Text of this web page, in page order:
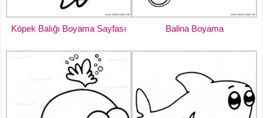
Köpek Balığı Boyama Sayfası Balina Boyama